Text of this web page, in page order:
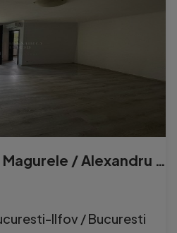
Garsoniera Turnu Magurele / Alexandru Obregia / Emil Raco...
Ilfov / Bucuresti